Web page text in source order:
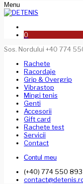
Menu
0
Sos. Nordului +40 774
Rachete
Racordaje
Grip & Overgrip
Vibrastop
Mingi tenis
Genti
Accesorii
Gift card
Rachete test
Servicii
Contact
Contul meu
(+40) 774 550